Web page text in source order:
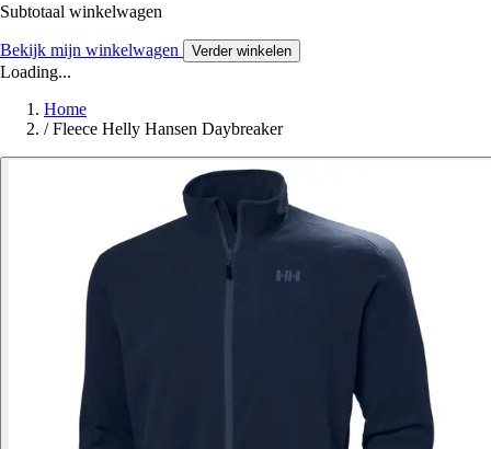
Subtotaal winkelwagen
Bekijk mijn winkelwagen Verder winkelen
Loading...
Home
/ Fleece Helly Hansen Daybreaker